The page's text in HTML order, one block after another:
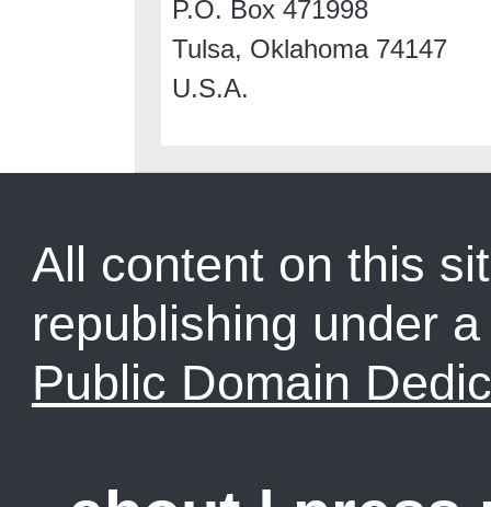
P.O. Box 471998
Tulsa, Oklahoma 74147
U.S.A.
All content on this
republishing under
Public Domain